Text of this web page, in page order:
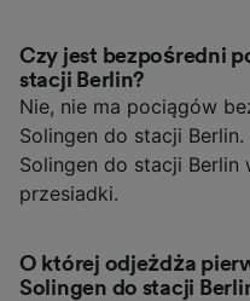
Czy jest bezpośredni
stacji Berlin?
Nie, nie ma pociągów
Solingen do stacji
Solingen do stacji Berlin
przesiadki.
O której odjeżdża
Solingen do stacji